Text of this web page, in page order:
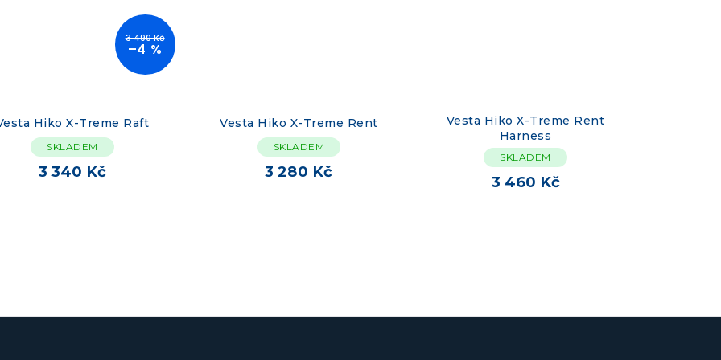
3 490 Kč
–4 %
Hiko X-Treme Raft
SKLADEM
3 340 Kč
Vesta Hiko X-Treme Rent
SKLADEM
3 280 Kč
Vesta Hiko X-Treme Rent
Harness
SKLADEM
3 460 Kč
v